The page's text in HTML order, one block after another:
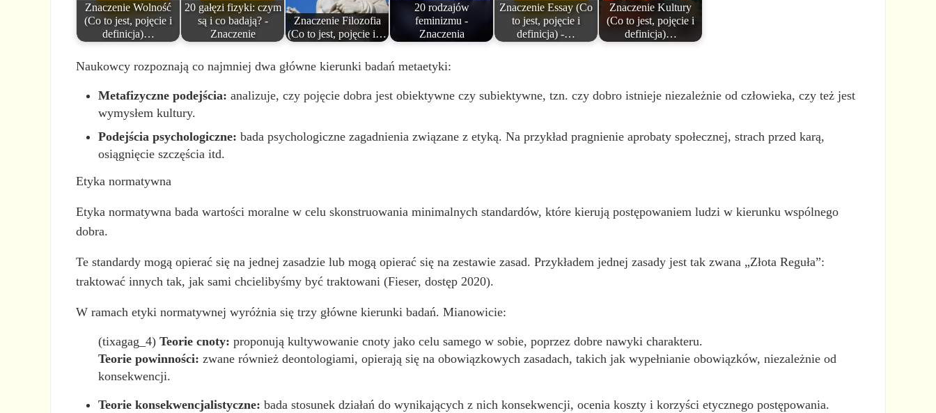
Znaczenie Wolność
(Co to jest, pojęcie i
definicja)…
20 gałęzi fizyki: czym
są i co badają? -
Znaczenie
Znaczenie Filozofia
(Co to jest, pojęcie i…
20 rodzajów
feminizmu -
Znaczenia
Znaczenie Essay (Co
to jest, pojęcie i
definicja) -…
Znaczenie Kultury
(Co to jest, pojęcie i
definicja)…
Naukowcy rozpoznają co najmniej dwa główne kierunki badań metaetyki:
Metafizyczne podejścia: analizuje, czy pojęcie dobra jest obiektywne czy subiektywne, tzn. czy dobro istnieje niezależnie od człowieka, czy też jest
wymysłem kultury.
Podejścia psychologiczne: bada psychologiczne zagadnienia związane z etyką. Na przykład pragnienie aprobaty społecznej, strach przed karą,
osiągnięcie szczęścia itd.
Etyka normatywna
Etyka normatywna bada wartości moralne w celu skonstruowania minimalnych standardów, które kierują postępowaniem ludzi w kierunku wspólnego
dobra.
Te standardy mogą opierać się na jednej zasadzie lub mogą opierać się na zestawie zasad. Przykładem jednej zasady jest tak zwana „Złota Reguła”:
traktować innych tak, jak sami chcielibyśmy być traktowani (Fieser, dostęp 2020).
W ramach etyki normatywnej wyróżnia się trzy główne kierunki badań. Mianowicie:
(tixagag_4) Teorie cnoty: proponują kultywowanie cnoty jako celu samego w sobie, poprzez dobre nawyki charakteru.
Teorie powinności: zwane również deontologiami, opierają się na obowiązkowych zasadach, takich jak wypełnianie obowiązków, niezależnie od
konsekwencji.
Teorie konsekwencjalistyczne: bada stosunek działań do wynikających z nich konsekwencji, ocenia koszty i korzyści etycznego postępowania.